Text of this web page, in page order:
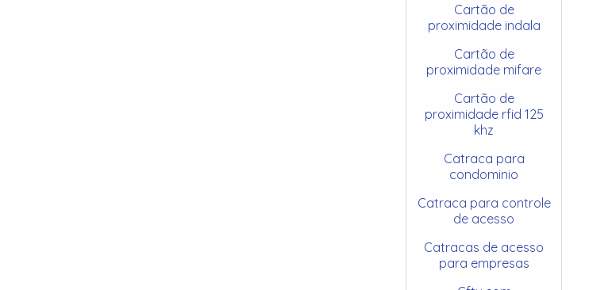
Cartão de
proximidade indala
Cartão de
proximidade mifare
Cartão de
proximidade rfid 125
khz
Catraca para
condominio
Catraca para controle
de acesso
Catracas de acesso
para empresas